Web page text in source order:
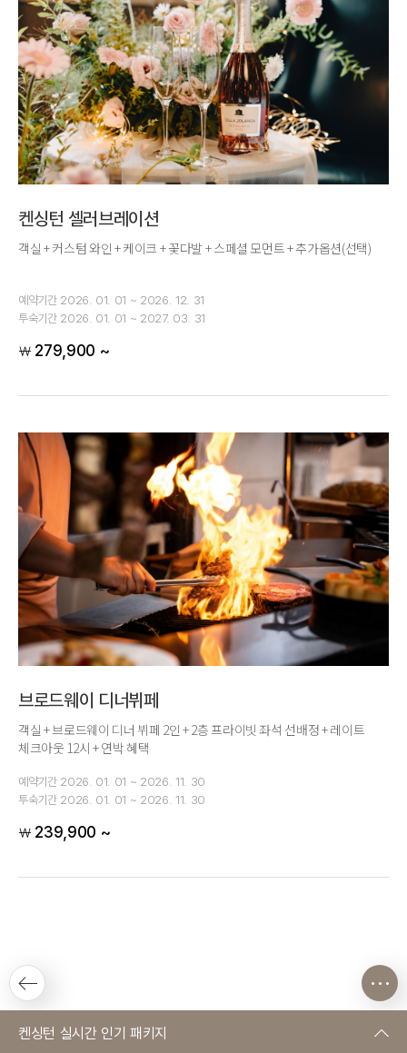
켄싱턴 셀러브레이션
객실 + 커스텀 와인 + 케이크 + 꽃다발 + 스페셜 모먼트 + 추가옵션(선택)
예약기간 2026. 01. 01 ~ 2026. 12. 31
투숙기간 2026. 01. 01 ~ 2027. 03. 31
￦ 279,900 ~
브로드웨이 디너뷔페
객실 + 브로드웨이 디너 뷔페 2인 + 2층 프라이빗 좌석 선배정 + 레이트
체크아웃 12시 + 연박 혜택
예약기간 2026. 01. 01 ~ 2026. 11. 30
투숙기간 2026. 01. 01 ~ 2026. 11. 30
￦ 239,900 ~
켄싱턴 실시간 인기 패키지